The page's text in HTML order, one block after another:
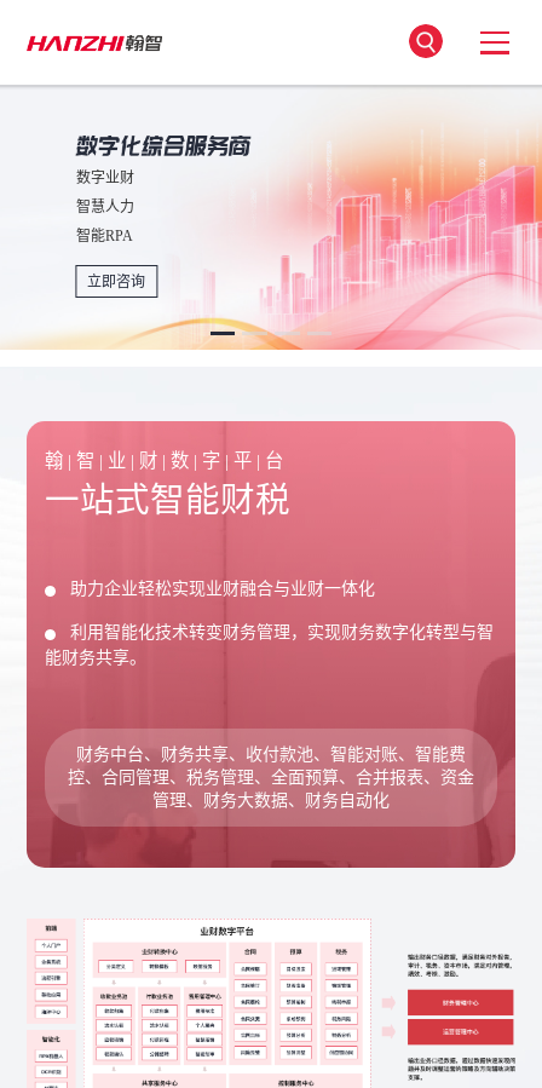
数字业财
智慧人力
智能RPA
立即咨询
翰 | 智 | 业 | 财 | 数 | 字 | 平 | 台
一站式智能财税
助力企业轻松实现业财融合与业财一体化
利用智能化技术转变财务管理，实现财务数字化转型与智
能财务共享。
财务中台、财务共享、收付款池、智能对账、智能费
控、合同管理、税务管理、全面预算、合并报表、资金
管理、财务大数据、财务自动化